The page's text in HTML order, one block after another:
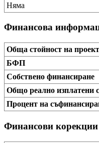
Няма
Финансова
Обща стойност на
БФП
Собствено финансиране
Общо реално изплатени
Процент на
Финансови корекции